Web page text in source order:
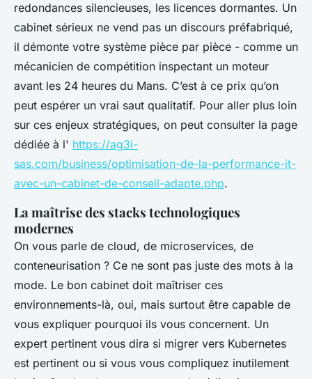
redondances silencieuses, les licences dormantes. Un
cabinet sérieux ne vend pas un discours préfabriqué,
il démonte votre système pièce par pièce - comme un
mécanicien de compétition inspectant un moteur
avant les 24 heures du Mans. C’est à ce prix qu’on
peut espérer un vrai saut qualitatif. Pour aller plus loin
sur ces enjeux stratégiques, on peut consulter la page
dédiée à l' https://ag3i-
sas.com/business/optimisation-de-la-performance-it-
avec-un-cabinet-de-conseil-adapte.php.
La maîtrise des stacks technologiques
modernes
On vous parle de cloud, de microservices, de
conteneurisation ? Ce ne sont pas juste des mots à la
mode. Le bon cabinet doit maîtriser ces
environnements-là, oui, mais surtout être capable de
vous expliquer pourquoi ils vous concernent. Un
expert pertinent vous dira si migrer vers Kubernetes
est pertinent ou si vous vous compliquez inutilement